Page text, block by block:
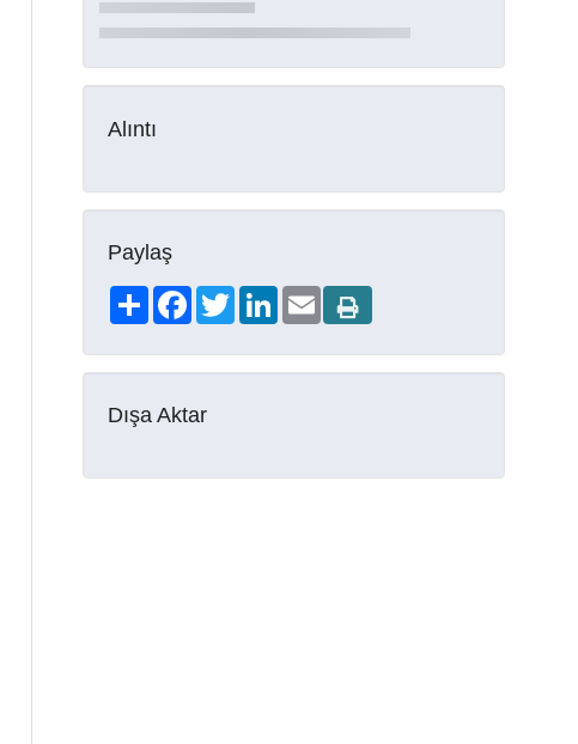
Alıntı
Paylaş
ShareFacebookTwitterLinkedIn
Email
Dışa Aktar